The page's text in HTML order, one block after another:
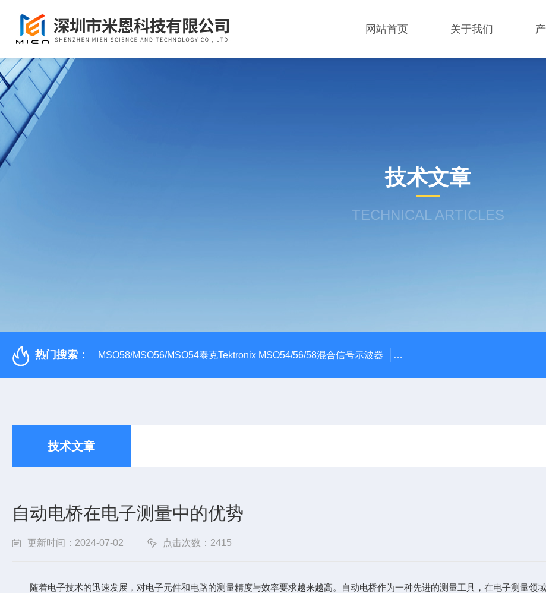
网站首页 关于我们
技术文章
TECHNICAL ARTICLES
热门搜索： MSO58/MSO56/MSO54泰克Tektronix MSO54/56/58混合信号示波器 ME045/ME085/ME150PCB TDR
技术文章
自动电桥在电子测量中的优势
更新时间：2024-07-02 点击次数：2415
随着电子技术的迅速发展，对电子元件和电路的测量精度与效率要求越来越高。 自动电桥作为一种先进的测量工具，在电子测量领